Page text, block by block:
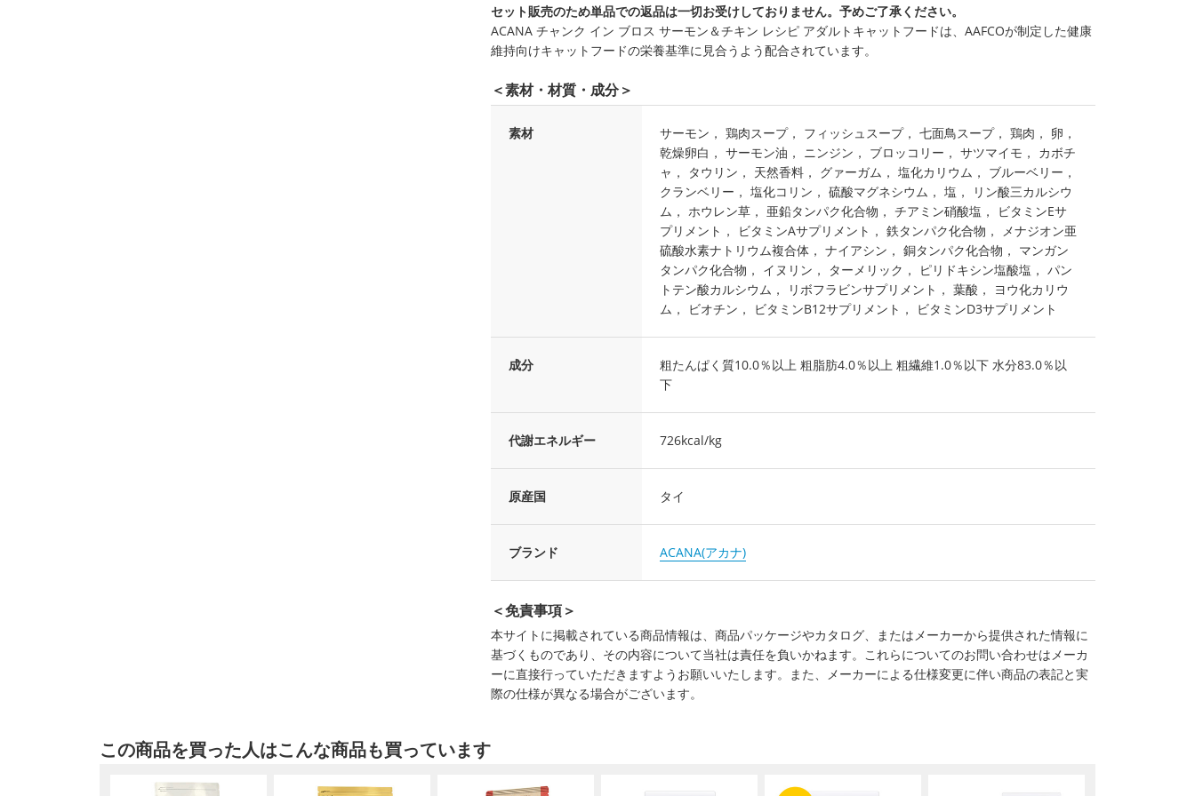
セット販売のため単品での返品は一切お受けしておりません。予めご了承ください。
ACANA チャンク イン ブロス サーモン＆チキン レシピ アダルトキャットフードは、AAFCOが制定した健康
維持向けキャットフードの栄養基準に見合うよう配合されています。
＜素材・材質・成分＞
素材
サーモン， 鶏肉スープ， フィッシュスープ， 七面鳥スープ， 鶏肉， 卵，
乾燥卵白， サーモン油， ニンジン， ブロッコリー， サツマイモ， カボチ
ャ， タウリン， 天然香料， グァーガム， 塩化カリウム， ブルーベリー，
クランベリー， 塩化コリン， 硫酸マグネシウム， 塩， リン酸三カルシウ
ム， ホウレン草， 亜鉛タンパク化合物， チアミン硝酸塩， ビタミンEサ
プリメント， ビタミンAサプリメント， 鉄タンパク化合物， メナジオン亜
硫酸水素ナトリウム複合体， ナイアシン， 銅タンパク化合物， マンガン
タンパク化合物， イヌリン， ターメリック， ピリドキシン塩酸塩， パン
トテン酸カルシウム， リボフラビンサプリメント， 葉酸， ヨウ化カリウ
ム， ビオチン， ビタミンB12サプリメント， ビタミンD3サプリメント
成分
粗たんぱく質10.0％以上 粗脂肪4.0％以上 粗繊維1.0％以下 水分83.0％以
下
代謝エネルギー 726kcal/kg
原産国 タイ
ブランド ACANA(アカナ)
＜免責事項＞
本サイトに掲載されている商品情報は、商品パッケージやカタログ、またはメーカーから提供された情報に
基づくものであり、その内容について当社は責任を負いかねます。これらについてのお問い合わせはメーカ
ーに直接行っていただきますようお願いいたします。また、メーカーによる仕様変更に伴い商品の表記と実
際の仕様が異なる場合がございます。
この商品を買った人はこんな商品も買っています